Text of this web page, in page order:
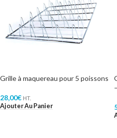
Grille à maquereau pour 5 poissons
28,00€ HT.
Ajouter Au Panier